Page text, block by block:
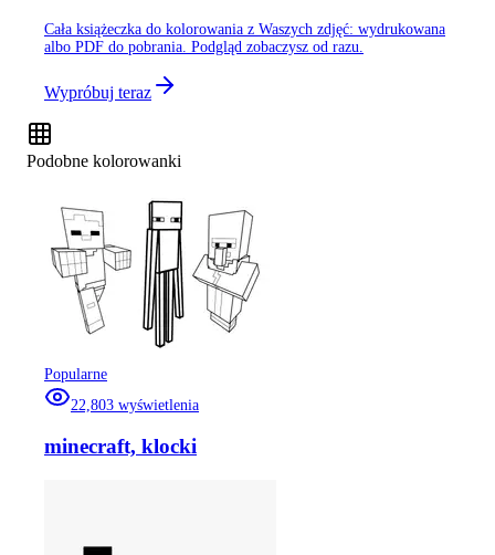
Cała książeczka do kolorowania z Waszych zdjęć: wydrukowana
albo PDF do pobrania. Podgląd zobaczysz od razu.
Wypróbuj teraz
Podobne kolorowanki
Popularne
22,803 wyświetlenia
minecraft, klocki